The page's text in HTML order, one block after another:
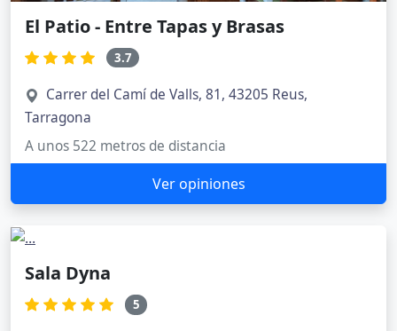
El Patio - Entre Tapas y Brasas
3.7
Carrer del Camí de Valls, 81, 43205 Reus,
Tarragona
A unos 522 metros de distancia
Ver opiniones
Sala Dyna
5